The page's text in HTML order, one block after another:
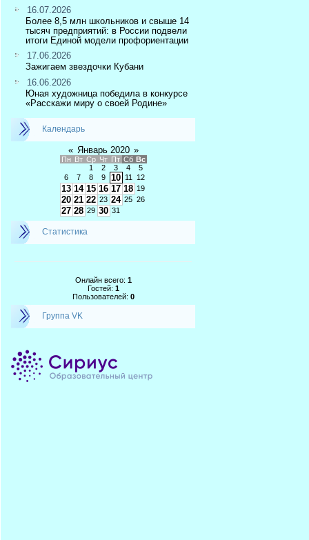
16.07.2026
Более 8,5 млн школьников и свыше 14
тысяч предприятий: в России подвели
итоги Единой модели профориентации
17.06.2026
Зажигаем звездочки Кубани
16.06.2026
Юная художница победила в конкурсе
«Расскажи миру о своей Родине»
Календарь
« Январь 2020 »
Пн Вт Ср Чт Пт Сб Вс
1
2 3 4
5
6
7 8 9 10 11 12
13 14 15 16 17 18 19
20 21 22 23 24 25 26
27 28 29 30 31
Статистика
Онлайн всего: 1
Гостей: 1
Пользователей: 0
Группа VK